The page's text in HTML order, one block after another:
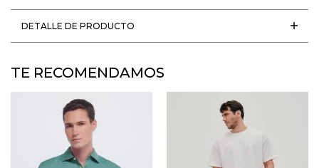
DETALLE DE PRODUCTO
TE RECOMENDAMOS